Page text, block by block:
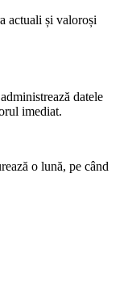
actuali și valoroși
datele
imediat.
o lună, pe când